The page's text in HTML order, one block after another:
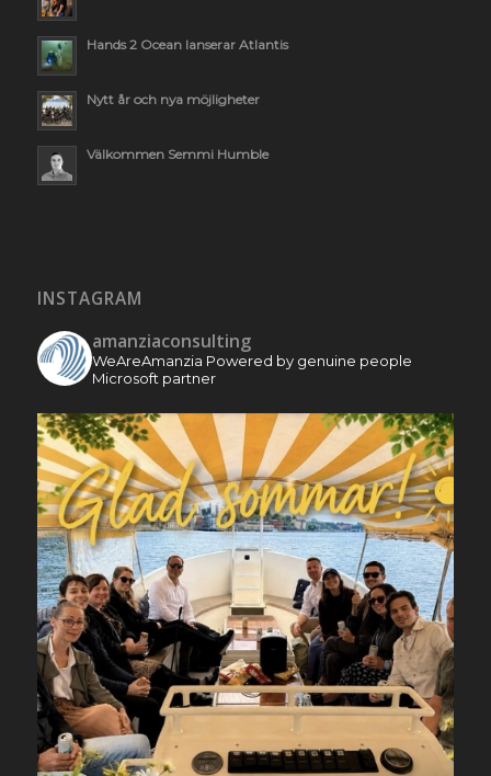
Hands 2 Ocean lanserar Atlantis
Nytt år och nya möjligheter
Välkommen Semmi Humble
INSTAGRAM
amanziaconsulting
WeAreAmanzia Powered by genuine people
Microsoft partner